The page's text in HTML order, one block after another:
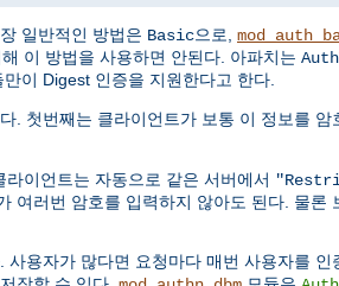
일반적인 방법은 Basic으로,
이 방법을 사용하면 안된다. 아파치는
이 Digest 인증을 지원한다고 한다.
. 첫번째는 클라이언트가 보통 이 정보를
이언트는 자동으로 같은 서버에서
러번 암호를 입력하지 않아도 된다. 물론
사용자가 많다면 요청마다 매번 사용자를